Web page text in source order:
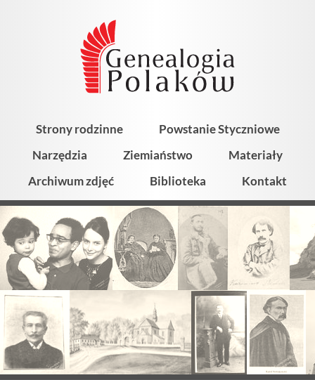
Strony rodzinne
Powstanie Styczniowe
Narzędzia
Ziemiaństwo
Materiały
Archiwum zdjęć
Biblioteka Kontakt